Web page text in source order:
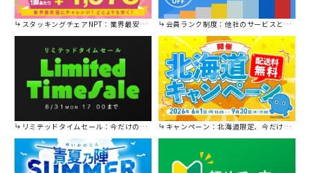
スタッキングチェアNPT：業界最安値に挑戦！ 会員ランク制度：他社のサービスと比較してください。
リミテッドタイムセール：今だけの限定セール。 キャンペーン：北海道限定、今だけ送料無料！